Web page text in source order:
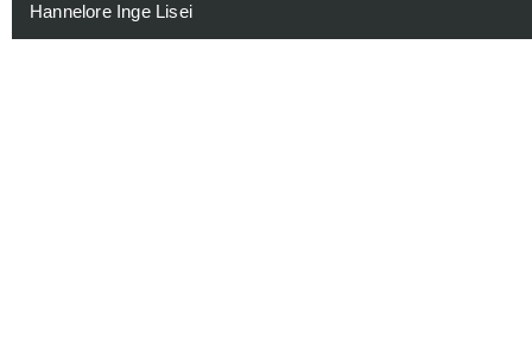
Hannelore Inge Lisei